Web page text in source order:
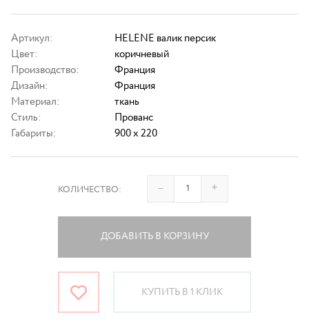
Артикул:
HELENE валик персик
Цвет:
коричневый
Производство:
Франция
Дизайн:
Франция
Материал:
ткань
Стиль:
Прованс
Габариты:
900 x 220
КОЛИЧЕСТВО: – +
ДОБАВИТЬ В КОРЗИНУ
КУПИТЬ В 1 КЛИК